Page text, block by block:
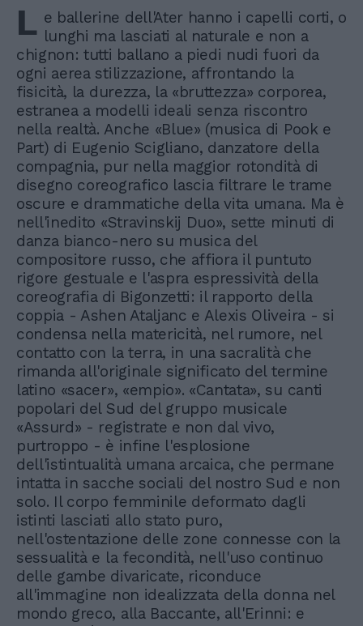
L e ballerine dell'Ater hanno i capelli corti, o
lunghi ma lasciati al naturale e non a
chignon: tutti ballano a piedi nudi fuori da
ogni aerea stilizzazione, affrontando la
fisicità, la durezza, la «bruttezza» corporea,
estranea a modelli ideali senza riscontro
nella realtà. Anche «Blue» (musica di Pook e
Part) di Eugenio Scigliano, danzatore della
compagnia, pur nella maggior rotondità di
disegno coreografico lascia filtrare le trame
oscure e drammatiche della vita umana. Ma è
nell'inedito «Stravinskij Duo», sette minuti di
danza bianco-nero su musica del
compositore russo, che affiora il puntuto
rigore gestuale e l'aspra espressività della
coreografia di Bigonzetti: il rapporto della
coppia - Ashen Ataljanc e Alexis Oliveira - si
condensa nella matericità, nel rumore, nel
contatto con la terra, in una sacralità che
rimanda all'originale significato del termine
latino «sacer», «empio». «Cantata», su canti
popolari del Sud del gruppo musicale
«Assurd» - registrate e non dal vivo,
purtroppo - è infine l'esplosione
dell'istintualità umana arcaica, che permane
intatta in sacche sociali del nostro Sud e non
solo. Il corpo femminile deformato dagli
istinti lasciati allo stato puro,
nell'ostentazione delle zone connesse con la
sessualità e la fecondità, nell'uso continuo
delle gambe divaricate, riconduce
all'immagine non idealizzata della donna nel
mondo greco, alla Baccante, all'Erinni: e